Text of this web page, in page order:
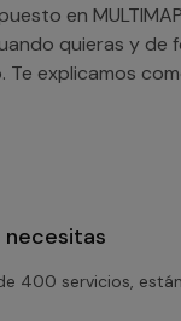
en
quieras y de
Te explicamos
necesitas
400 servicios,